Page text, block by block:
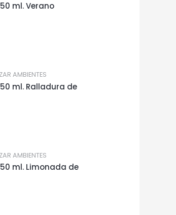
ml. Verano
AMBIENTES
ml. Ralladura de
AMBIENTES
ml. Limonada de